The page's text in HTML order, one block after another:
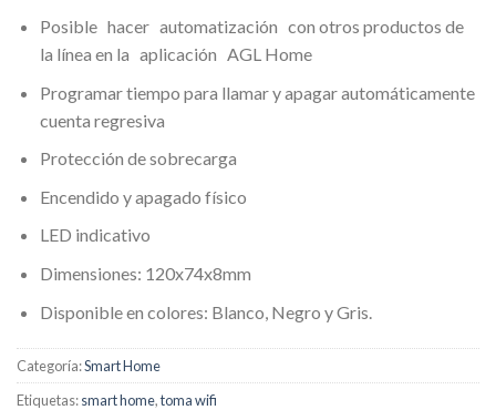
Posible hacer automatización con otros productos de
la línea en la aplicación AGL Home
Programar tiempo para llamar y apagar automáticamente
cuenta regresiva
Protección de sobrecarga
Encendido y apagado físico
LED indicativo
Dimensiones: 120x74x8mm
Disponible en colores: Blanco, Negro y Gris.
Categoría:Smart Home
Etiquetas:smart home,toma wifi